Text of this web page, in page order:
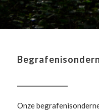
Onze